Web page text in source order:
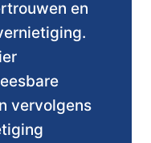
en
vervolgens